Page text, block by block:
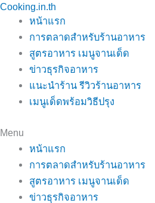
Skip
content
Cooking.in.th
หน้าแรก
การตลาดสำหรับร้านอาหาร
สูตรอาหาร เมนูจานเด็ด
ข่าวธุรกิจอาหาร
แนะนำร้าน รีวิวร้านอาหาร
เมนูเด็ดพร้อมวิธีปรุง
Menu
หน้าแรก
การตลาดสำหรับร้านอาหาร
สูตรอาหาร เมนูจานเด็ด
ข่าวธุรกิจอาหาร